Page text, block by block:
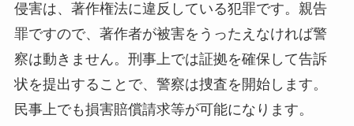
侵害は、著作権法に違反している犯罪です。親告
罪ですので、著作者が被害をうったえなければ警
察は動きません。刑事上では証拠を確保して告訴
状を提出することで、警察は捜査を開始します。
民事上でも損害賠償請求等が可能になります。